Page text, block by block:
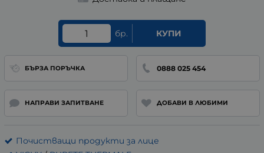
бр. КУПИ
БЪРЗА ПОРЪЧКА 0888 025 454
НАПРАВИ ЗАПИТВАНЕ ДОБАВИ В ЛЮБИМИ
Почистващи продукти за лице